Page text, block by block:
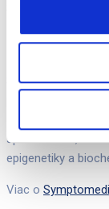
O nás
Symptomedica je
špecialistov
špecialistami, ktorí
epigenetiky a
Viac o